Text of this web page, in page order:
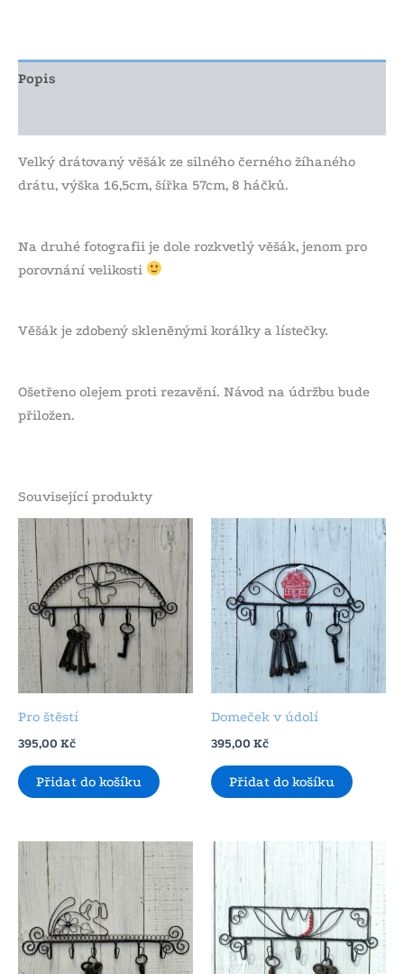
Popis
Velký drátovaný věšák ze silného černého žíhaného
drátu, výška 16,5cm, šířka 57cm, 8 háčků.
Na druhé fotografii je dole rozkvetlý věšák, jenom pro
porovnání velikosti
Věšák je zdobený skleněnými korálky a lístečky.
Ošetřeno olejem proti rezavění. Návod na údržbu bude
přiložen.
Související produkty
Pro štěstí
395,00 Kč
Přidat do košíku
Domeček v údolí
395,00 Kč
Přidat do košíku